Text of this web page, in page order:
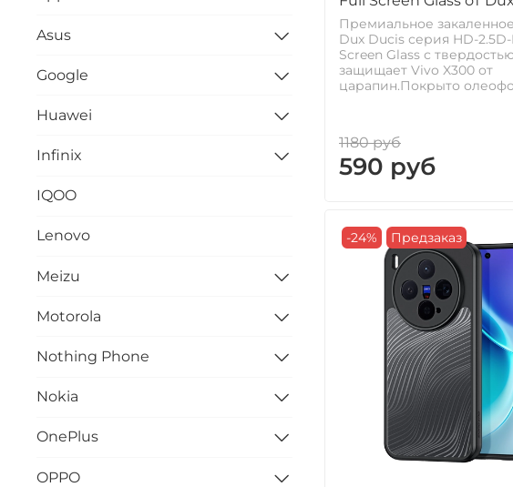
Премиальное
Dux Ducis серия HD-
Screen Glass с
защищает Vivo X300 от
царапин.Покрыто
1180 руб
590 руб
-24% Предзаказ
Asus
Google
Huawei
Infinix
IQOO
Lenovo
Meizu
Motorola
Nothing Phone
Nokia
OnePlus
OPPO